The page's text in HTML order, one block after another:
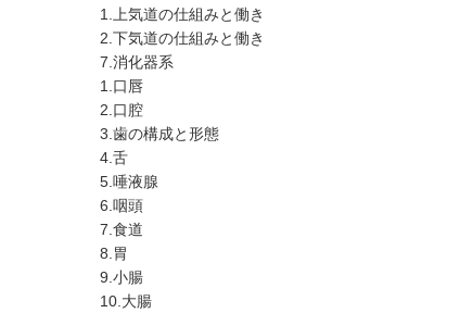
1.上気道の仕組みと働き
2.下気道の仕組みと働き
7.消化器系
1.口唇
2.口腔
3.歯の構成と形態
4.舌
5.唾液腺
6.咽頭
7.食道
8.胃
9.小腸
10.大腸